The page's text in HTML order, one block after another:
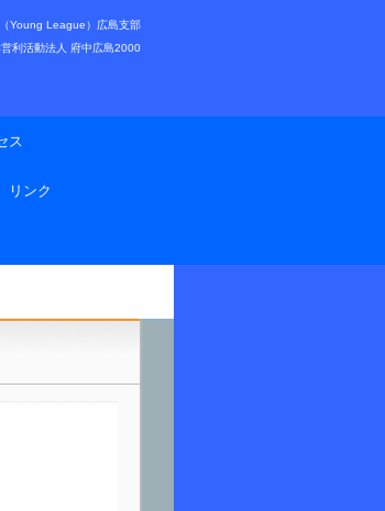
League）広島支部
利活動法人 府中広島2000
ス
リンク